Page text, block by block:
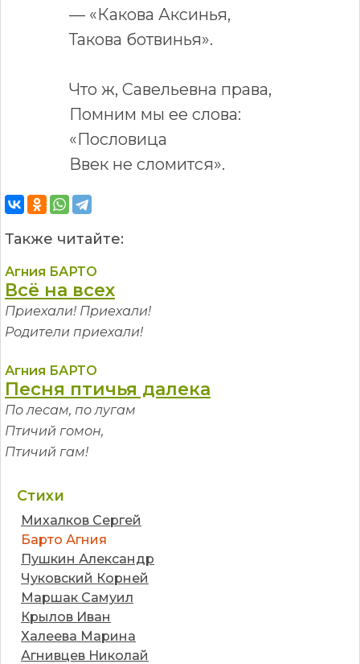
— «Какова Аксинья,
Такова ботвинья».
Что ж, Савельевна права,
Помним мы ее слова:
«Пословица
Ввек не сломится».
Также читайте:
Агния БАРТО
Всё на всех
Приехали! Приехали!
Родители приехали!
Агния БАРТО
Песня птичья далека
По лесам, по лугам
Птичий гомон,
Птичий гам!
Стихи
Михалков Сергей
Барто Агния
Пушкин Александр
Чуковский Корней
Маршак Самуил
Крылов Иван
Халеева Марина
Агнивцев Николай